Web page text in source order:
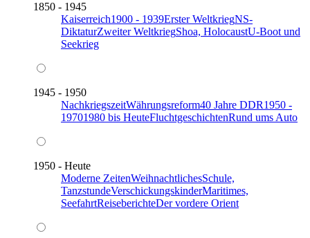
1850 - 1945
Kaiserreich1900 - 1939Erster WeltkriegNS-
DiktaturZweiter WeltkriegShoa, HolocaustU-Boot und
Seekrieg
1945 - 1950
NachkriegszeitWährungsreform40 Jahre DDR1950 -
19701980 bis HeuteFluchtgeschichtenRund ums Auto
1950 - Heute
Moderne ZeitenWeihnachtlichesSchule,
TanzstundeVerschickungskinderMaritimes,
SeefahrtReiseberichteDer vordere Orient